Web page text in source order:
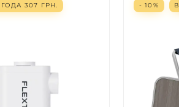
307 ГРН. - 10%